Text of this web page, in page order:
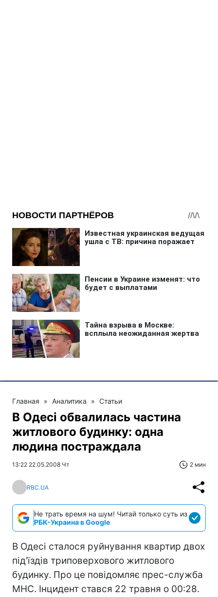
Главная » Аналитика » Статьи
В Одесі обвалилась частина
житлового будинку: одна
людина постраждала
13:22 22.05.2008 Чт 2 мин
RBC.UA
Не трать время на шум! Читай только суть из
РБК-Украина в Google
В Одесі сталося руйнування квартир двох
під'їздів триповерхового житлового
будинку. Про це повідомляє прес-служба
МНС. Інцидент стався 22 травня о 00:28.